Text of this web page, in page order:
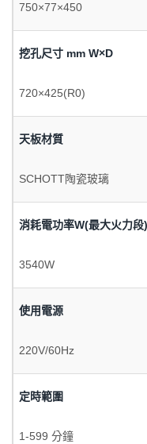
750×77×450
挖孔尺寸 mm W×D
720×425(R0)
天板材質
SCHOTT陶瓷玻璃
消耗電功率W(最大火力段)
3540W
使用電源
220V/60Hz
定時範圍
1-599 分鐘